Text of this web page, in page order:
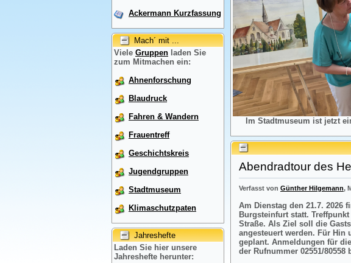
Ackermann Kurzfassung
Mach´ mit ...
Viele Gruppen laden Sie
zum Mitmachen ein:
Ahnenforschung
Blaudruck
Fahren & Wandern
Frauentreff
Geschichtskreis
Jugendgruppen
Stadtmuseum
Klimaschutzpaten
Jahreshefte
Laden Sie hier unsere
Jahreshefte herunter:
Im Stadtmuseum ist jetzt
Abendradtour des
Verfasst von Günther Hilgemann,
Am Dienstag den 21.7. 2026
Burgsteinfurt statt.
Straße. Als Ziel soll die
angesteuert werden. Für Hin
geplant. Anmeldungen für
der Rufnummer 02551/80558